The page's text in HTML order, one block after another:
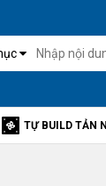
TỰ BUILD TẢN